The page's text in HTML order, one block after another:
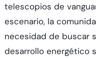
telescopios de
escenario, la
necesidad de buscar
desarrollo energético